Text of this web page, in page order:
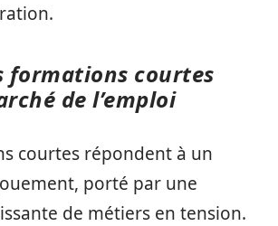
formations courtes
de l’emploi
courtes répondent à un
porté par une
de métiers en tension.